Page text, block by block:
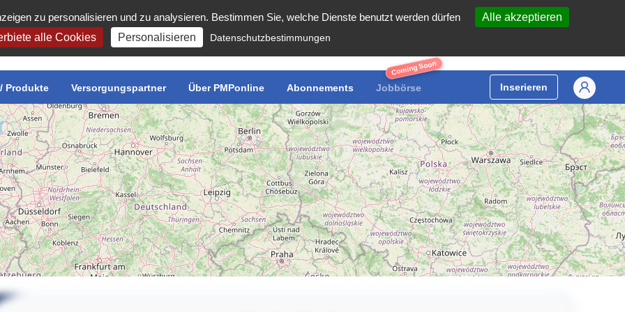
zu personalisieren und zu analysieren. Bestimmen Sie, welche Dienste benutzt werden dürfen
Alle akzeptieren
alle Cookies
Personalisieren Datenschutzbestimmungen
Produkte Versorgungspartner Über PMPonline Abonnements
Coming Soon
Jobbörse Inserieren